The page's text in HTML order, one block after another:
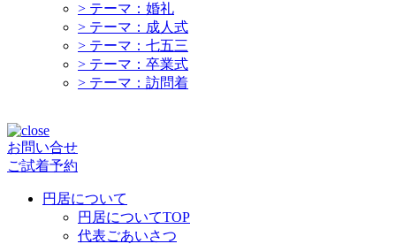
> テーマ：婚礼
> テーマ：成人式
> テーマ：七五三
> テーマ：卒業式
> テーマ：訪問着
お問い合せ
ご試着予約
円居について
円居についてTOP
代表ごあいさつ